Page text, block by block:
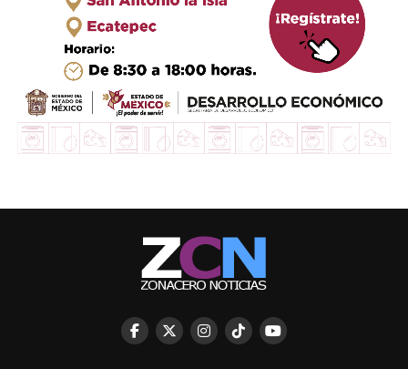
un bastÃ³n de mando, evento que
iniciarÃ¡ a las 17:30 horas.
Esta no es la primera vez que el
alcalde VÃ­ctor Estrada evita dar la
cara a los izcallenses, pues cabe
entregÃ³ su tercer informe de
gobierno en una sesiÃ³n de cabildo
cerrada, tanto a la ciudadanÃ­a como
a los medios de comunicaciÃ³n.